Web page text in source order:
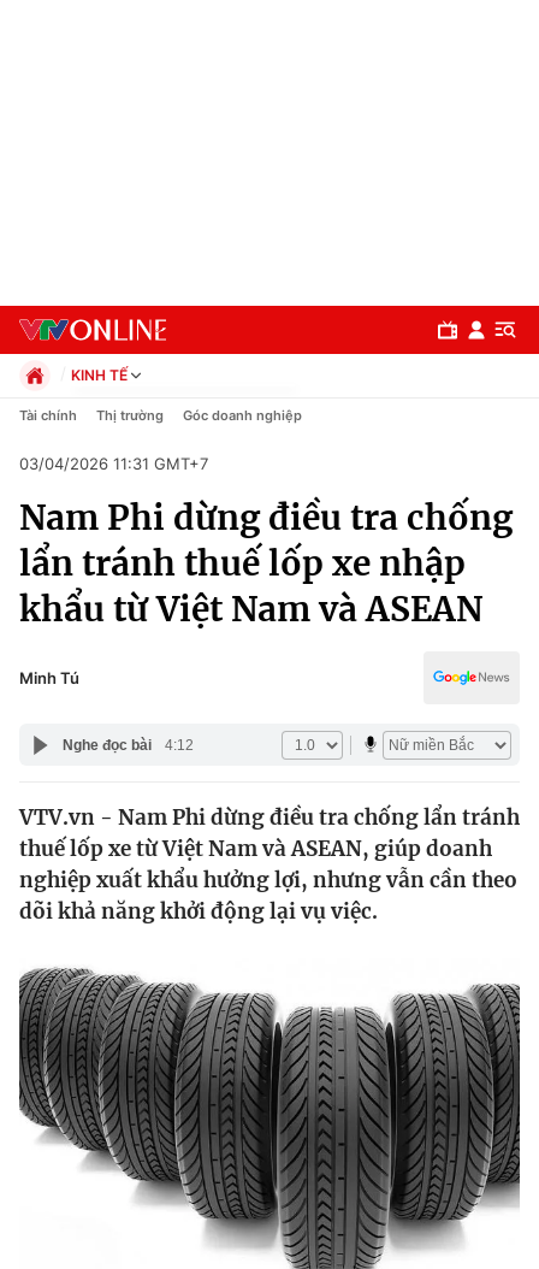
Chuyên mục
Chính trị
Xã hội
Pháp luật
Y tế
Thế giới
Tin tức
Thế giới đó đây
Câu chuyện quốc tế
Kinh tế
Thị trường
Góc doanh nghiệp
Dữ liệu và đời sống
Truyền hình
Phim VTV
Hậu trường
Giải trí
Điện ảnh
Đời sống
KINH TẾ
Chính trị
Pháp luật
Kinh tế
Thể thao
Truyền hình
Văn hóa - Giải trí
Tài chính Thị trường Góc doanh nghiệp
03/04/2026 11:31 GMT+7
Nam Phi dừng điều tra chống
lẩn tránh thuế lốp xe nhập
khẩu từ Việt Nam và ASEAN
Minh Tú
Nghe đọc bài 4:12
VTV.vn - Nam Phi dừng điều tra chống lẩn tránh
thuế lốp xe từ Việt Nam và ASEAN, giúp doanh
nghiệp xuất khẩu hưởng lợi, nhưng vẫn cần theo
dõi khả năng khởi động lại vụ việc.